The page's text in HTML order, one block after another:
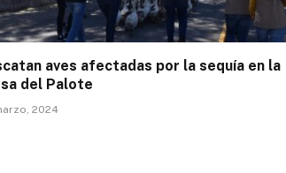
aves afectadas por la sequía en la
del Palote
2024